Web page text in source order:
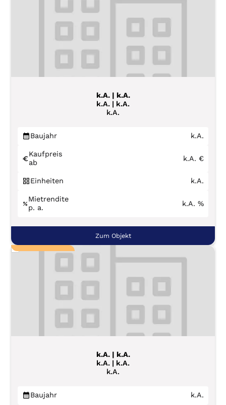
k.A. | k.A.
k.A. | k.A.
k.A.
Baujahr k.A.
Kaufpreis
ab
k.A. €
Einheiten k.A.
Mietrendite
p. a.
k.A. %
Zum Objekt
k.A. | k.A.
k.A. | k.A.
k.A.
Baujahr k.A.